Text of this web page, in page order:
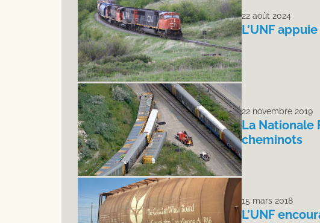
22 août 2024
L’UNF
22 novembre 2019
La Nationale
cheminots
15 mars 2018
L’UNF